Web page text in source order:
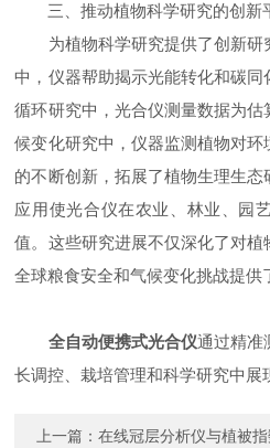
三、推动植物科学研究的创新
为植物科学研究提供了创新研
中，仪器帮助揭示光能转化和碳
循环研究中，光合仪测量数据为
候变化研究中，仪器监测植物对
的不断创新，拓展了植物生理生
应用使光合仪在农业、林业、园
值。这些研究进展不仅深化了对
全球粮食安全和气候变化挑战提供
全自动便携式光合仪通过精准
长调控、栽培管理和科学研究中展
上一篇：在线冠层分析仪与植被